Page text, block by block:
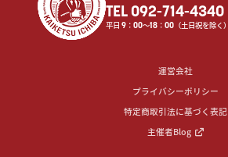
TEL 092-714-4340
平日9 ：00〜18 ：00 （土日祝を除く）
運営会社
プライバシーポリシー
特定商取引法に基づく表記
主催者Blog